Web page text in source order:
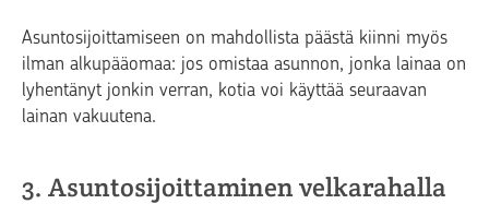
Asuntosijoittamiseen on mahdollista päästä kiinni myös
ilman alkupääomaa: jos omistaa asunnon, jonka lainaa on
lyhentänyt jonkin verran, kotia voi käyttää seuraavan
lainan vakuutena.
3. Asuntosijoittaminen velkarahalla